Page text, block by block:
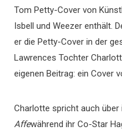
Tom Petty-Cover von
Isbell und Weezer enthält.
er die Petty-Cover in der
Lawrences Tochter
eigenen Beitrag: ein Cover
Charlotte spricht auch über
Affewährend ihr Co-Star